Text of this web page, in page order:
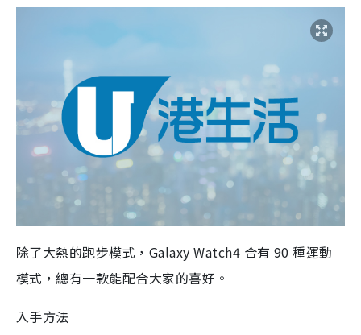
除了大熱的跑步模式，Galaxy Watch4 合有 90 種運動
模式，總有一款能配合大家的喜好。
入手方法